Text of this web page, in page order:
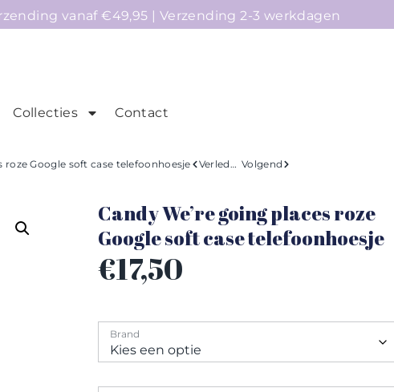
vanaf €49,95 | Verzending 2-3 werkdagen
Collecties Contact
roze Google soft case telefoonhoesje Verleden Volgend
Candy We’re going places roze
Google soft case telefoonhoesje
€17,50
Brand